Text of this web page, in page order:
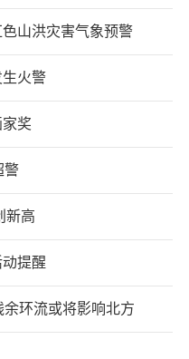
山洪灾害气象预警
生火警
奖
警
新高
提醒
余环流或将影响北方